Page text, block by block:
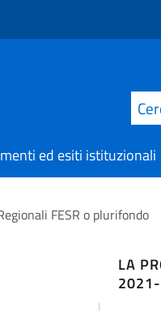
Cerca
ed esiti istituzionali
FESR o plurifondo
LA